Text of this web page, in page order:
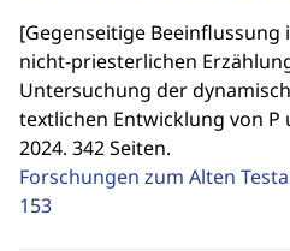
[Gegenseitige
nicht-priesterlichen
Untersuchung der
textlichen Entwicklung von P
2024. 342 Seiten.
Forschungen zum Alten
153